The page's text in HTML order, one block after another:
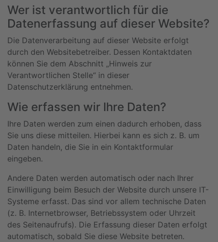
Wer ist verantwortlich für die
Datenerfassung auf dieser Website?
Die Datenverarbeitung auf dieser Website erfolgt
durch den Websitebetreiber. Dessen Kontaktdaten
können Sie dem Abschnitt „Hinweis zur
Verantwortlichen Stelle“ in dieser
Datenschutzerklärung entnehmen.
Wie erfassen wir Ihre Daten?
Ihre Daten werden zum einen dadurch erhoben, dass
Sie uns diese mitteilen. Hierbei kann es sich z. B. um
Daten handeln, die Sie in ein Kontaktformular
eingeben.
Andere Daten werden automatisch oder nach Ihrer
Einwilligung beim Besuch der Website durch unsere IT-
Systeme erfasst. Das sind vor allem technische Daten
(z. B. Internetbrowser, Betriebssystem oder Uhrzeit
des Seitenaufrufs). Die Erfassung dieser Daten erfolgt
automatisch, sobald Sie diese Website betreten.